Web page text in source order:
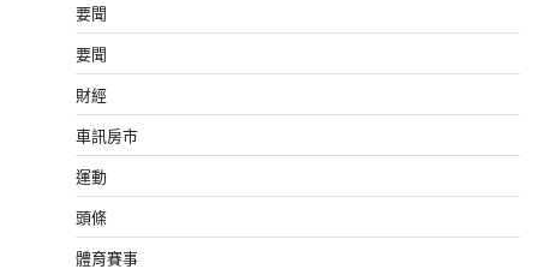
要聞
要聞
財經
車訊房市
運動
頭條
體育賽事